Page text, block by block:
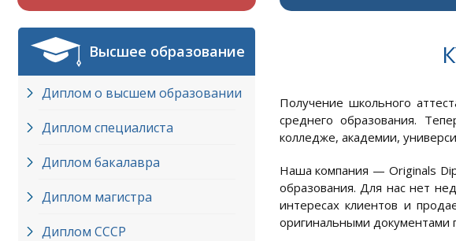
Высшее образование
Диплом о высшем образовании
Диплом специалиста
Диплом бакалавра
Диплом магистра
Диплом СССР
Получение школьного
среднего образования.
колледже, академии,
Наша компания — Originals
образования. Для нас нет
интересах клиентов и
оригинальными документами